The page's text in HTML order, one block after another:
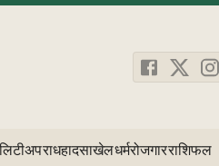
अपराधहादसाखेलधर्मरोजगारराशिफल